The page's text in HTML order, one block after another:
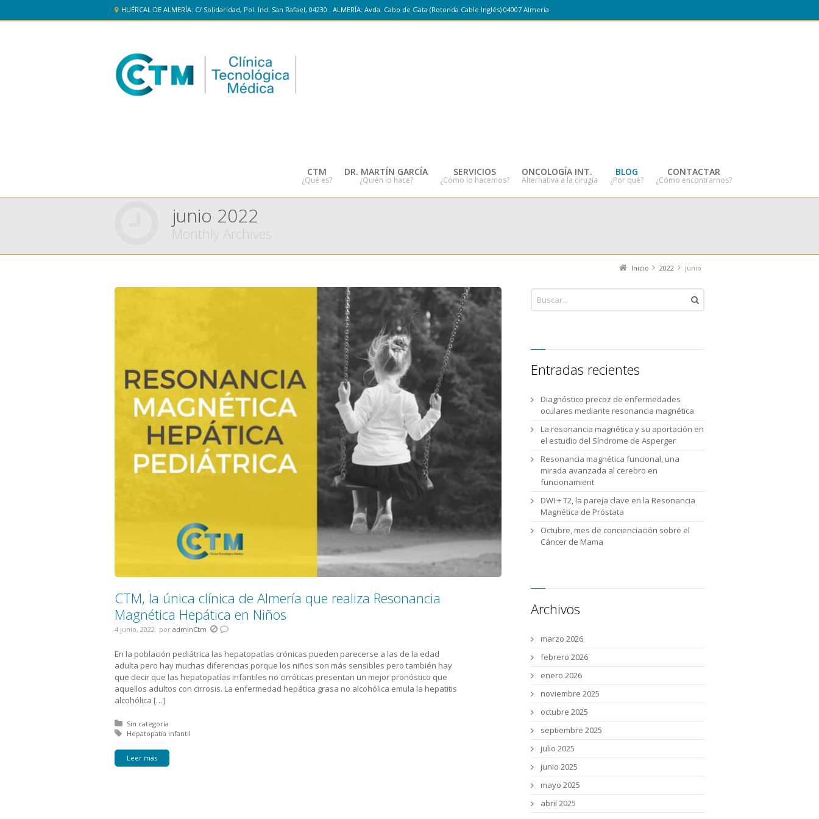
HUÉRCAL DE ALMERÍA: C/ Solidaridad, Pol. Ind. San Rafael, 04230 . ALMERÍA: Avda. Cabo de Gata (Rotonda Cable Inglés) 04007 Almería
CTM
¿Qué es?
DR. MARTÍN GARCÍA
¿Quién lo hace?
SERVICIOS
¿Cómo lo hacemos?
ONCOLOGÍA INT.
Alternativa a la cirugía
BLOG
¿Por qué?
CONTACTAR
¿Cómo encontrarnos?
junio 2022
Monthly Archives
Inicio 2022 junio
CTM, la única clínica de Almería que realiza Resonancia
Magnética Hepática en Niños
4 junio, 2022 por adminCtm
En la población pediátrica las hepatopatías crónicas pueden parecerse a las de la edad
adulta pero hay muchas diferencias porque los niños son más sensibles pero también hay
que decir que las hepatopatías infantiles no cirróticas presentan un mejor pronóstico que
aquellos adultos con cirrosis. La enfermedad hepática grasa no alcohólica emula la hepatitis
alcohólica […]
Posted in:
Sin categoría
Tagged with:
Hepatopatía infantil
Leer más
Entradas recientes
Diagnóstico precoz de enfermedades
oculares mediante resonancia magnética
La resonancia magnética y su aportación en
el estudio del Síndrome de Asperger
Resonancia magnética funcional, una
mirada avanzada al cerebro en
funcionamient
DWI + T2, la pareja clave en la Resonancia
Magnética de Próstata
Octubre, mes de concienciación sobre el
Cáncer de Mama
Archivos
marzo 2026
febrero 2026
enero 2026
noviembre 2025
octubre 2025
septiembre 2025
julio 2025
junio 2025
mayo 2025
abril 2025